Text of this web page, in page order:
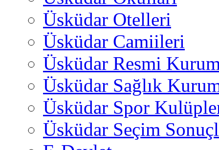
Üsküdar Otelleri
Üsküdar Camiileri
Üsküdar Resmi
Üsküdar Sağlık
Üsküdar Spor
Üsküdar Seçim